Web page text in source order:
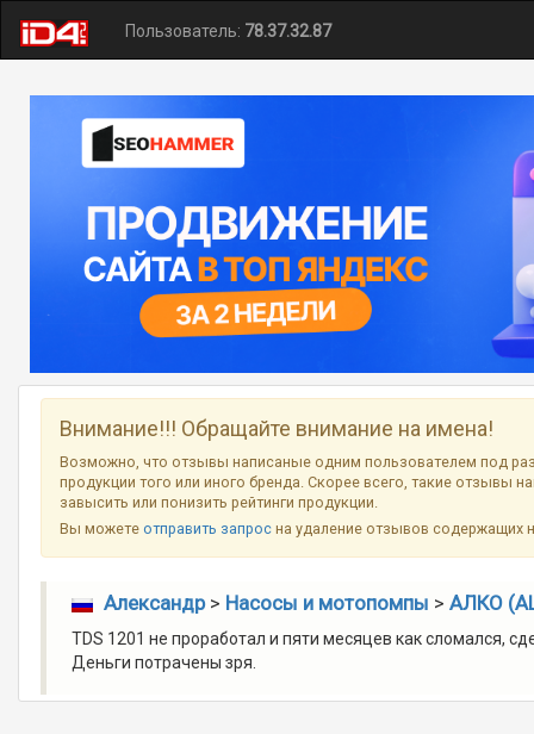
Пользователь: 78.37.32.87
Внимание!!! Обращайте внимание на имена!
Возможно, что отзывы написаные одним пользователем под
продукции того или иного бренда. Скорее всего, такие отзывы
завысить или понизить рейтинги продукции.
Вы можетеотправить запрос на удаление отзывов
Александр> Насосы и мотопомпы > АЛКО
TDS 1201 не проработал и пяти месяцев как сломался,
Деньги потрачены зря.